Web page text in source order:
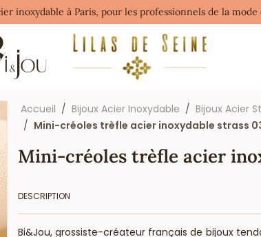
à Paris, pour les professionnels de la
Accueil Bijoux Acier Inoxydable
Bijoux Acier
Mini-créoles trèfle acier inoxydable strass
Mini-créoles trèfle acier
DESCRIPTION
Bi&Jou, grossiste-créateur français de bijoux